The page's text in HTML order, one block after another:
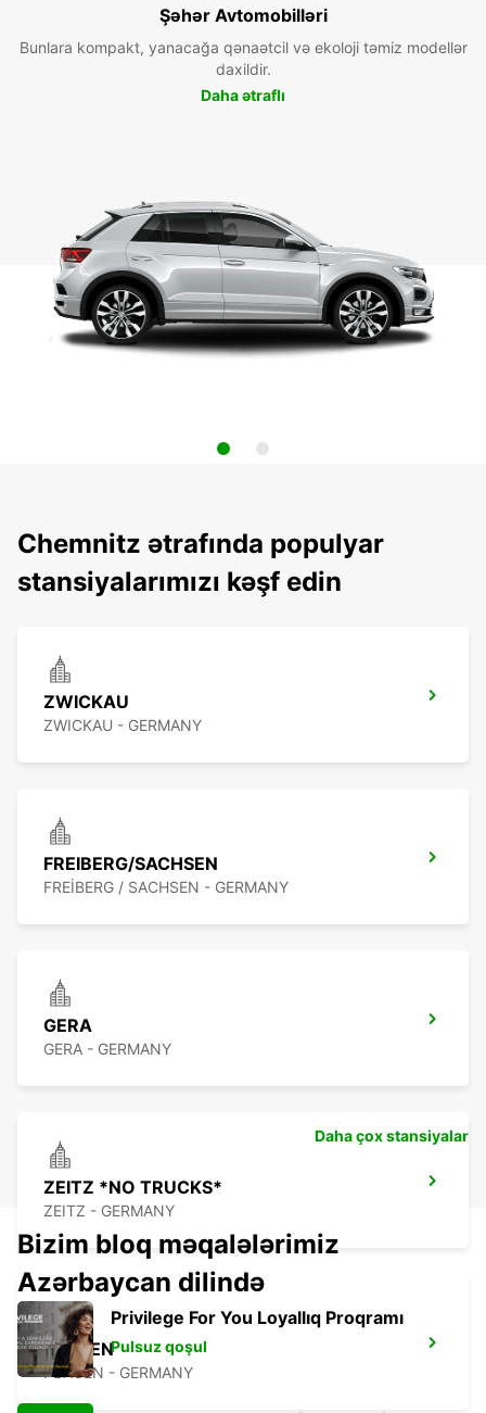
Şəhər Avtomobilləri
Bunlara kompakt, yanacağa qənaətcil və ekoloji təmiz modellər
daxildir.
Daha ətraflı
Chemnitz ətrafında populyar
stansiyalarımızı kəşf edin
ZWICKAU
ZWICKAU - GERMANY
FREIBERG/SACHSEN
FREIBERG / SACHSEN - GERMANY
GERA
GERA - GERMANY
ZEITZ *NO TRUCKS*
ZEITZ - GERMANY
PLAUEN
PLAUEN - GERMANY
Daha çox stansiyalar
Bizim bloq məqalələrimiz
Azərbaycan dilində
Privilege For You Loyallıq Proqramı
Pulsuz qoşul